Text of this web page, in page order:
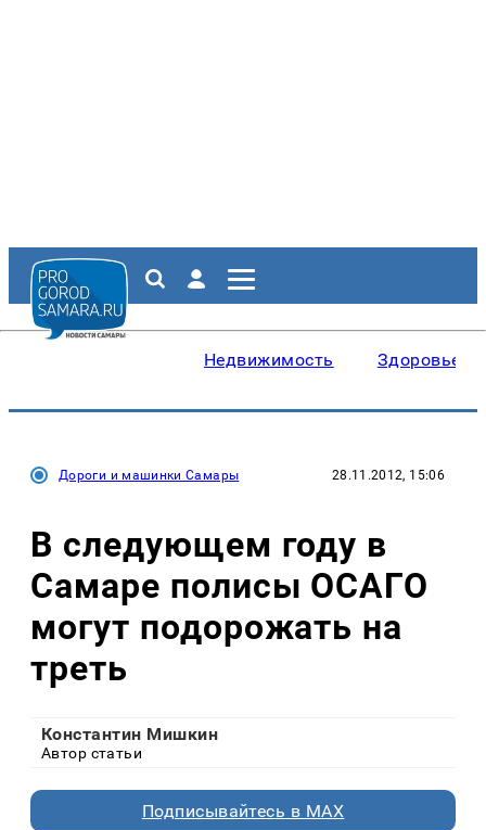
Недвижимость Здоровье
Дороги и машинки Самары 28.11.2012, 15:06
В следующем году в
Самаре полисы ОСАГО
могут подорожать на
треть
Константин Мишкин
Автор статьи
Подписывайтесь в MAX